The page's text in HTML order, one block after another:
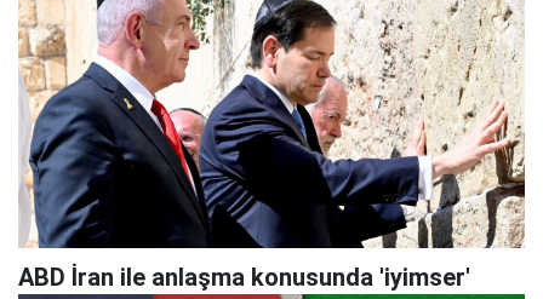
ABD İran ile anlaşma konusunda 'iyimser'